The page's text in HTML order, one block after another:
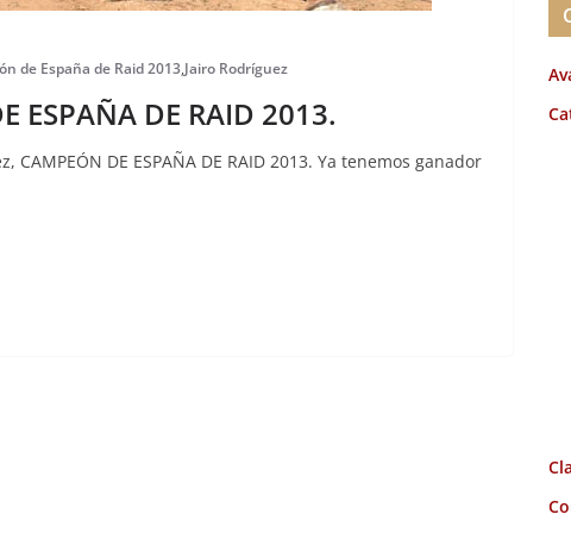
de España de Raid 2013,Jairo Rodríguez
ESPAÑA DE RAID 2013.
CAMPEÓN DE ESPAÑA DE RAID 2013. Ya tenemos ganador
v
o